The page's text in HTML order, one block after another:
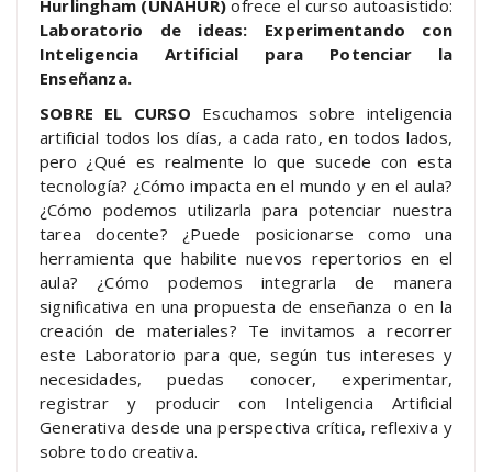
Hurlingham (UNAHUR) ofrece el curso autoasistido:
Laboratorio de ideas: Experimentando con
Inteligencia Artificial para Potenciar la
Enseñanza.
SOBRE EL CURSO Escuchamos sobre inteligencia
artificial todos los días, a cada rato, en todos lados,
pero ¿Qué es realmente lo que sucede con esta
tecnología? ¿Cómo impacta en el mundo y en el aula?
¿Cómo podemos utilizarla para potenciar nuestra
tarea docente? ¿Puede posicionarse como una
herramienta que habilite nuevos repertorios en el
aula? ¿Cómo podemos integrarla de manera
significativa en una propuesta de enseñanza o en la
creación de materiales? Te invitamos a recorrer
este Laboratorio para que, según tus intereses y
necesidades, puedas conocer, experimentar,
registrar y producir con Inteligencia Artificial
Generativa desde una perspectiva crítica, reflexiva y
sobre todo creativa.